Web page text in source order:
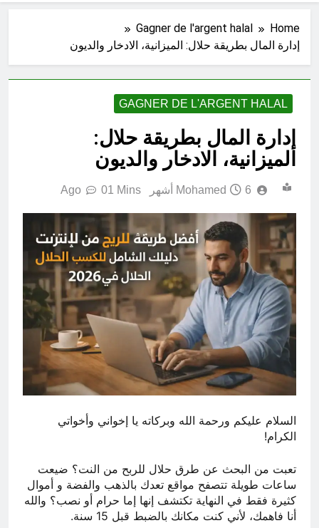
Home
Gagner de l'argent halal
إدارة المال بطريقة حلال: الميزانية، الادخار والديون
GAGNER DE L'ARGENT HALAL
إدارة المال بطريقة حلال:
الميزانية، الادخار والديون
Mohamed 6 أشهر Ago 01 Mins
السلام عليكم ورحمة الله وبركاته يا إخواني وأخواتي
الكرام!
تعبت من البحث عن طرق حلال للربح من النت؟ ضيعت
ساعات طويلة تتصفح مواقع تعدك بالذهب والفضة و أموال
كثيرة فقط في النهاية تكتشف إنها إما حرام أو نصب؟ والله
أنا فاهمك، لأني كنت مكانك بالضبط قبل 15 سنة.